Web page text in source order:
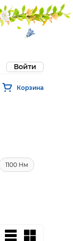
Войти
Корзина
1100 Нм